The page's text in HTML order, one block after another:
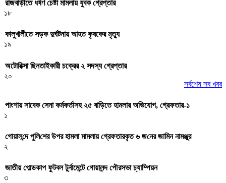
রাজবাড়ীতে ধর্ষণ চেষ্টা মামলায় যুবক গ্রেপ্তার
১৮
কালুখালীতে সড়ক দুর্ঘটনায় আহত কৃষকের মৃত্যু
১৯
অটোরিক্সা ছিনতাইকারী চক্রের ২ সদস্য গ্রেপ্তার
২০
সর্বশেষ সব খবর
পাংশায় সাবেক সেনা কর্মকর্তাসহ ২৫ বাড়িতে হামলার অভিযোগ, গ্রেফতার-১
১
গোয়াল‌ন্দে পু‌লি‌শের উপর হামলা মামলায় গ্রেফতারকৃত ৬ জ‌নের জা‌মিন নামঞ্জুর
২
জাতীয় গোল্ডকাপ ফুটবল টুর্নামেন্টে গোয়ালন্দ পৌরসভা চ্যাম্পিয়ন
৩